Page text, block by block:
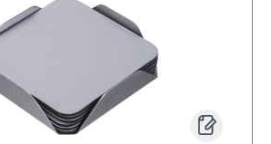
einer individuellen Box mit
präsentiert.10 Stück